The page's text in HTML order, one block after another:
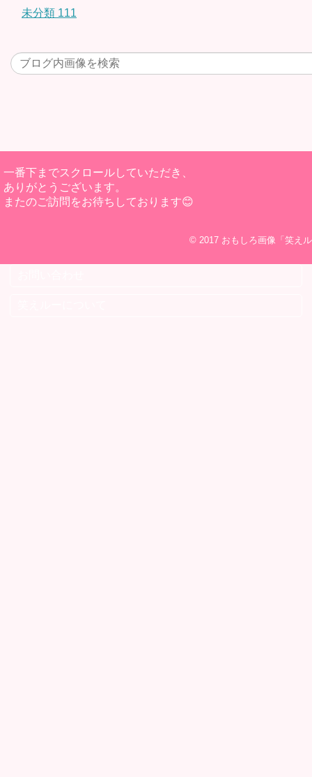
未分類 111
一番下までスクロールしていただき、
ありがとうございます。
またのご訪問をお待ちしております😊
© 2017 おもしろ画像「笑え